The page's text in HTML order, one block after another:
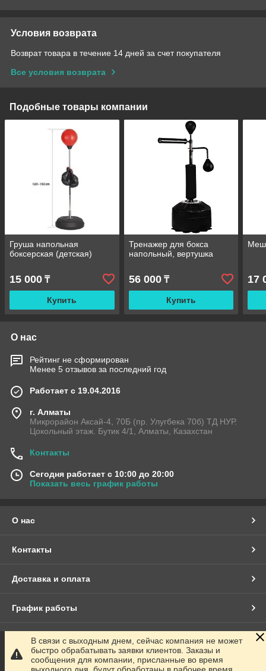
Условия возврата
Возврат товара в течение 14 дней за счет покупателя
Все условия возврата
Подобные товары компании
Груша напольная
боксерская (детская)
15 000 ₸
Купить
Тренажер для бокса
напольный, вертушка
56 000₸
Купить
17
О нас
Рейтинг не сформирован
Менее 5 отзывов за последний год
Работает с 19.04.2016
г. Алматы
Микрорайон Аксай-4, 70Б (пр. Улугбека 70б) ТД НУР.
Цокольный этаж. Бутик 4/1, Алматы, Казахстан
Контакты
Сегодня работает с 10:00 до 20:00
Показать весь график работы
О нас
Контакты
Доставка и оплата
График работы
Полная версия сайта
Сайт создан на маркетплейсеSatu.kz
В связи с выходным днем, сейчас компания не может
быстро обрабатывать заявки клиентов. Заказы и
сообщения для компании, присланные во время